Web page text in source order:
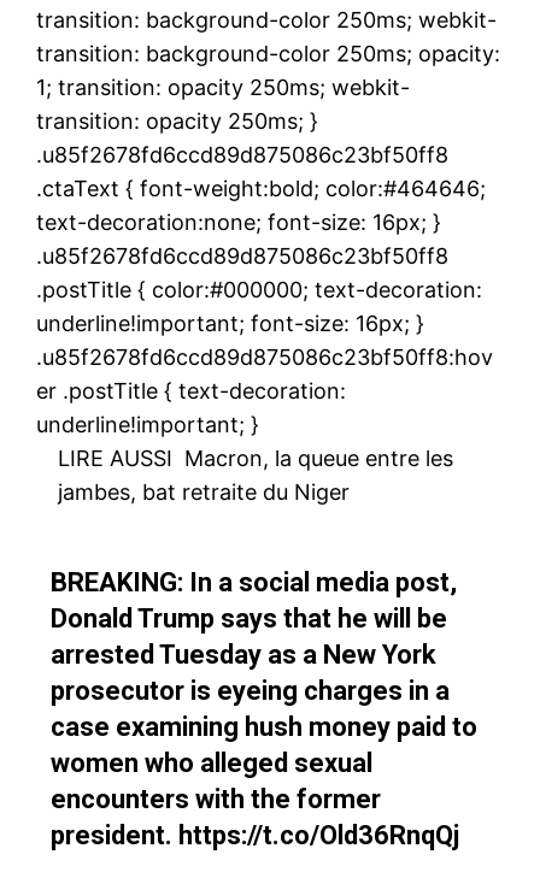
transition: background-color 250ms; webkit-
transition: background-color 250ms; opacity:
1; transition: opacity 250ms; webkit-
transition: opacity 250ms; }
.u85f2678fd6ccd89d875086c23bf50ff8
.ctaText { font-weight:bold; color:#464646;
text-decoration:none; font-size: 16px; }
.u85f2678fd6ccd89d875086c23bf50ff8
.postTitle { color:#000000; text-decoration:
underline!important; font-size: 16px; }
.u85f2678fd6ccd89d875086c23bf50ff8:hov
er .postTitle { text-decoration:
underline!important; }
LIRE AUSSI Macron, la queue entre les
jambes, bat retraite du Niger
BREAKING: In a social media post,
Donald Trump says that he will be
arrested Tuesday as a New York
prosecutor is eyeing charges in a
case examining hush money paid to
women who alleged sexual
encounters with the former
president. https://t.co/Old36RnqQj